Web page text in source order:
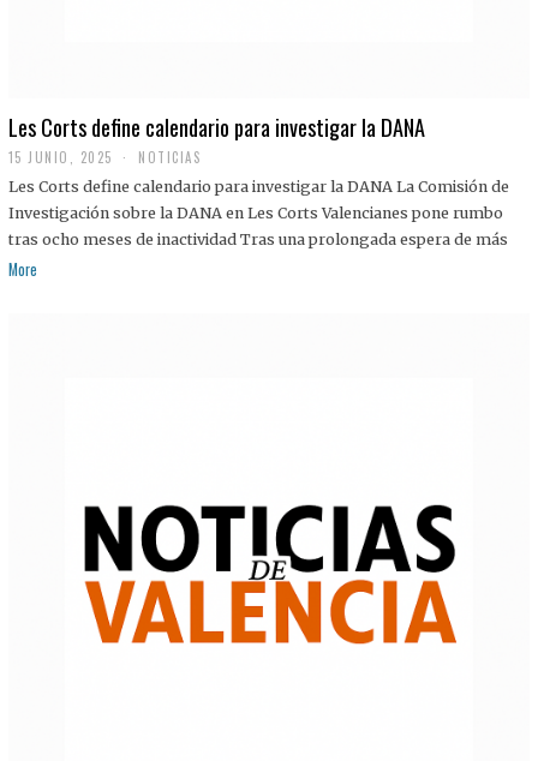
Les Corts define calendario para investigar la DANA
15 JUNIO, 2025 NOTICIAS
Les Corts define calendario para investigar la DANA La Comisión de
Investigación sobre la DANA en Les Corts Valencianes pone rumbo
tras ocho meses de inactividad Tras una prolongada espera de más
More